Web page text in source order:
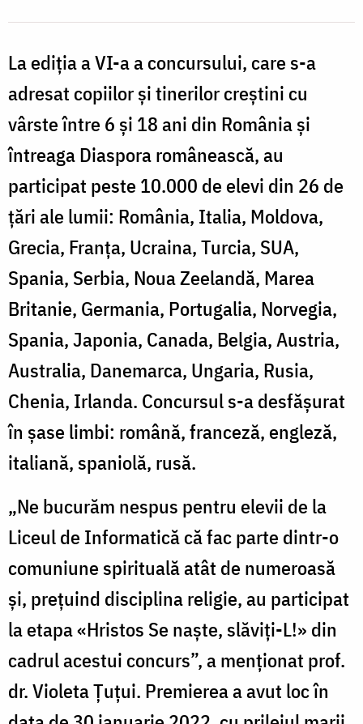
La ediția a VI-a a concursului, care s-a
adresat copiilor şi tinerilor creştini cu
vârste între 6 şi 18 ani din România şi
întreaga Diaspora românească, au
participat peste 10.000 de elevi din 26 de
țări ale lumii: România, Italia, Moldova,
Grecia, Franța, Ucraina, Turcia, SUA,
Spania, Serbia, Noua Zeelandă, Marea
Britanie, Germania, Portugalia, Norvegia,
Spania, Japonia, Canada, Belgia, Austria,
Australia, Danemarca, Ungaria, Rusia,
Chenia, Irlanda. Concursul s-a desfășurat
în șase limbi: română, franceză, engleză,
italiană, spaniolă, rusă.
„Ne bucurăm nespus pentru elevii de la
Liceul de Informatică că fac parte dintr-o
comuniune spirituală atât de numeroasă
și, prețuind disciplina religie, au participat
la etapa «Hristos Se naște, slăviți-L!» din
cadrul acestui concurs”, a menționat prof.
dr. Violeta Țuțui. Premierea a avut loc în